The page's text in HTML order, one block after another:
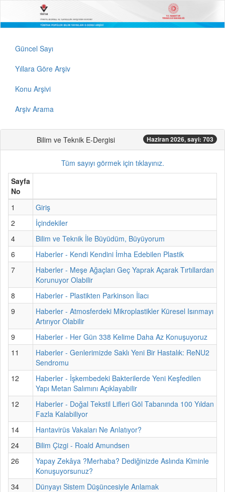
Güncel Sayı
Yıllara Göre Arşiv
Konu Arşivi
Arşiv Arama
Bilim ve Teknik E-Dergisi Haziran 2026, sayi: 703
Tüm sayıyı görmek için tıklayınız.
Sayfa
No
1
Giriş
2
İçindekiler
4
Bilim ve Teknik İle Büyüdüm, Büyüyorum
6
Haberler - Kendi Kendini İmha Edebilen Plastik
7
Haberler - Meşe Ağaçları Geç Yaprak Açarak Tırtıllardan
Korunuyor Olabilir
8
Haberler - Plastikten Parkinson İlacı
9
Haberler - Atmosferdeki Mikroplastikler Küresel Isınmayı
Artırıyor Olabilir
9
Haberler - Her Gün 338 Kelime Daha Az Konuşuyoruz
11
Haberler - Genlerimizde Saklı Yeni Bir Hastalık: ReNU2
Sendromu
12
Haberler - İşkembedeki Bakterilerde Yeni Keşfedilen
Yapı Metan Salımını Açıklayabilir
12
Haberler - Doğal Tekstil Lifleri Göl Tabanında 100 Yıldan
Fazla Kalabiliyor
14
Hantavirüs Vakaları Ne Anlatıyor?
24
Bilim Çizgi - Roald Amundsen
26
Yapay Zekâya ?Merhaba? Dediğinizde Aslında Kiminle
Konuşuyorsunuz?
34
Dünyayı Sistem Düşüncesiyle Anlamak